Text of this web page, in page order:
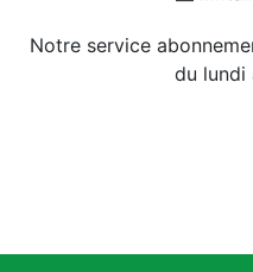
Notre service
du lundi